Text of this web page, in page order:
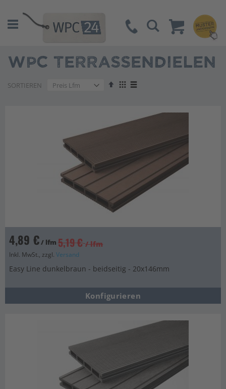
Suche
WPC TERRASSENDIELEN
SORTIEREN
AbsteigendAnzeigen
4,89 €/ lfm 5,19 € / lfm
Inkl. MwSt., zzgl. Versand
Easy Line dunkelbraun - beidseitig - 20x146mm
Konfigurieren